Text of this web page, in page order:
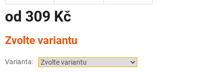
od 309 Kč
cena:
Zvolte variantu
Varianta: